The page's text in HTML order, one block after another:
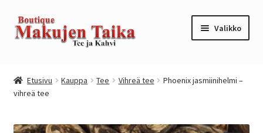
Siirry
navigointiin
Siirry
sisältöön
Valikko
Kanta-asiakkuusohjelma / loyalty program
Kassa
Etusivu Kauppa Tee Vihreä tee
Phoenix jasmiinihelmi –
vihreä tee